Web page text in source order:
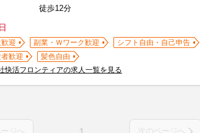
徒歩12分
日
迎 副業・Ｗワーク歓迎
シフト自由・自己申告
歓迎
髪色自由
快活フロンティアの求人一覧を見る
ージへ 次のページへ